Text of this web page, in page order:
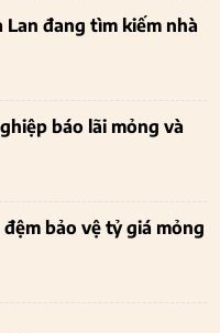
đang tìm kiếm nhà
báo lãi mỏng và
bảo vệ tỷ giá mỏng